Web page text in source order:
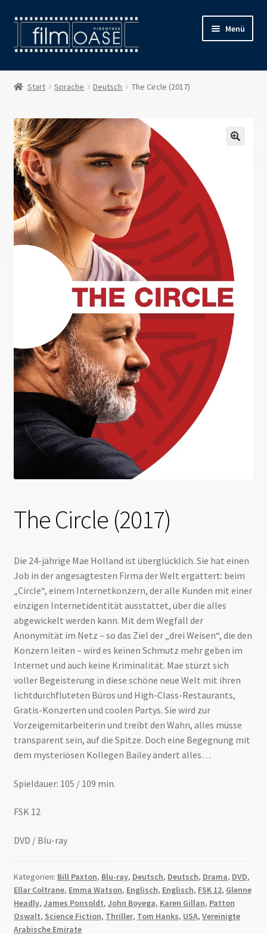
Zur
Navigation
springen
Zum
Inhalt
springen
Menü
Willkommen
Öffnungszeiten
Preise
Kontakt
Start Sprache Deutsch The Circle (2017)
The Circle (2017)
Die 24-jährige Mae Holland ist überglücklich. Sie hat einen
Job in der angesagtesten Firma der Welt ergattert: beim
„Circle“, einem Internetkonzern, der alle Kunden mit einer
einzigen Internetidentität ausstattet, über die alles
abgewickelt werden kann. Mit dem Wegfall der
Anonymität im Netz – so das Ziel der „drei Weisen“, die den
Konzern leiten – wird es keinen Schmutz mehr geben im
Internet und auch keine Kriminalität. Mae stürzt sich
voller Begeisterung in diese schöne neue Welt mit ihren
lichtdurchfluteten Büros und High-Class-Restaurants,
Gratis-Konzerten und coolen Partys. Sie wird zur
Vorzeigemitarbeiterin und treibt den Wahn, alles müsse
transparent sein, auf die Spitze. Doch eine Begegnung mit
dem mysteriösen Kollegen Bailey ändert alles…
Spieldauer: 105 / 109 min.
FSK 12
DVD / Blu-ray
Kategorien: Bill Paxton, Blu-ray, Deutsch, Deutsch, Drama, DVD,
Ellar Coltrane, Emma Watson, Englisch, Englisch, FSK 12, Glenne
Headly, James Ponsoldt, John Boyega, Karen Gillan, Patton
Oswalt, Science Fiction, Thriller, Tom Hanks, USA, Vereinigte
Arabische Emirate